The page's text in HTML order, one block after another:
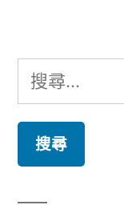
搜
尋
鍵
字: